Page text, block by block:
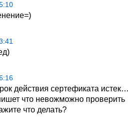
действия сертефиката
что невожможно проверить
что делать?